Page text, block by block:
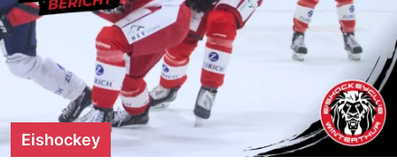
Eishockey